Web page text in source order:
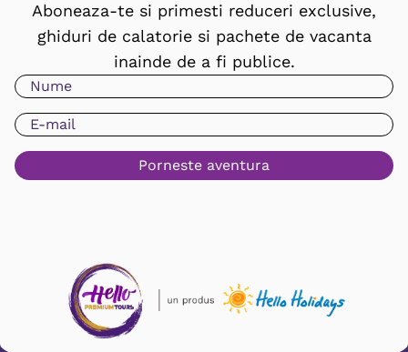
Aboneaza-te si primesti reduceri exclusive,
ghiduri de calatorie si pachete de vacanta
inainde de a fi publice.
Porneste aventura